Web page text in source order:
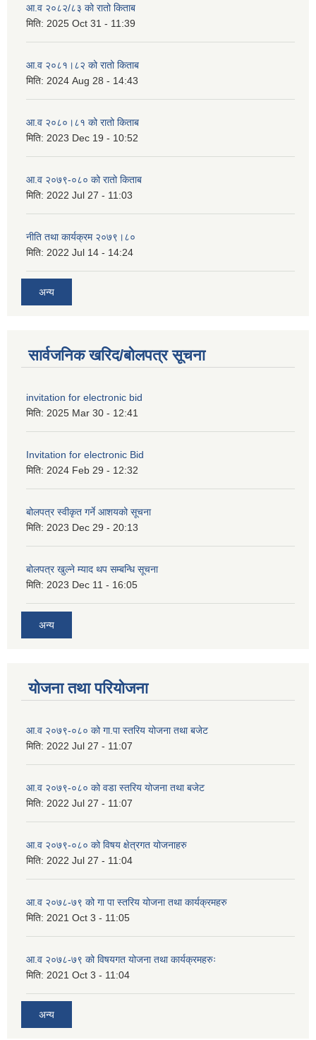
आ.व २०८२/८३ को रातो किताब
मिति: 2025 Oct 31 - 11:39
आ.व २०८१।८२ को रातो किताब
मिति: 2024 Aug 28 - 14:43
आ.व २०८०।८१ को रातो किताब
मिति: 2023 Dec 19 - 10:52
आ.व २०७९-०८० को रातो किताब
मिति: 2022 Jul 27 - 11:03
नीति तथा कार्यक्रम २०७९।८०
मिति: 2022 Jul 14 - 14:24
अन्य
सार्वजनिक खरिद/बोलपत्र सूचना
invitation for electronic bid
मिति: 2025 Mar 30 - 12:41
Invitation for electronic Bid
मिति: 2024 Feb 29 - 12:32
बोलपत्र स्वीकृत गर्ने आशयको सूचना
मिति: 2023 Dec 29 - 20:13
बोलपत्र खुल्ने म्याद थप सम्बन्धि सूचना
मिति: 2023 Dec 11 - 16:05
अन्य
योजना तथा परियोजना
आ.व २०७९-०८० को गा.पा स्तरिय योजना तथा बजेट
मिति: 2022 Jul 27 - 11:07
आ.व २०७९-०८० को वडा स्तरिय योजना तथा बजेट
मिति: 2022 Jul 27 - 11:07
आ.व २०७९-०८० को विषय क्षेत्रगत योजनाहरु
मिति: 2022 Jul 27 - 11:04
आ.व २०७८-७९ को गा पा स्तरिय योजना तथा कार्यक्रमहरु
मिति: 2021 Oct 3 - 11:05
आ.व २०७८-७९ को विषयगत योजना तथा कार्यक्रमहरुः
मिति: 2021 Oct 3 - 11:04
अन्य